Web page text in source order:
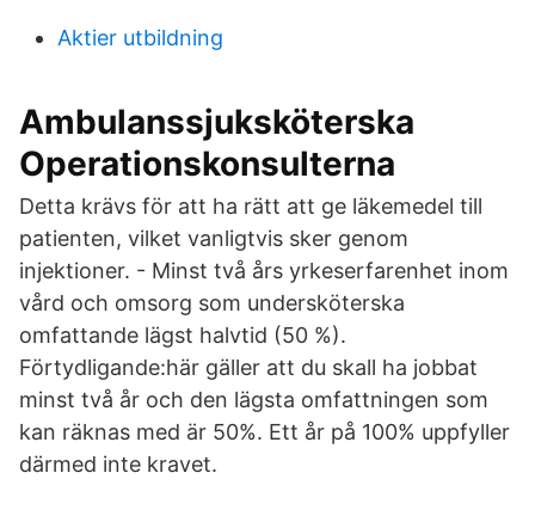
Aktier utbildning
Ambulanssjuksköterska
Operationskonsulterna
Detta krävs för att ha rätt att ge läkemedel till
patienten, vilket vanligtvis sker genom
injektioner. - Minst två års yrkeserfarenhet inom
vård och omsorg som undersköterska
omfattande lägst halvtid (50 %).
Förtydligande:här gäller att du skall ha jobbat
minst två år och den lägsta omfattningen som
kan räknas med är 50%. Ett år på 100% uppfyller
därmed inte kravet.